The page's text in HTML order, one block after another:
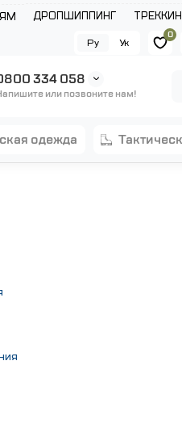
ДРОПШИППИНГ
0
Ру Ук
334 058
или позвоните нам!
одежда